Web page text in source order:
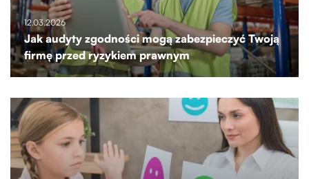
12.03.2026
Jak audyty zgodności mogą zabezpieczyć Twoją
firmę przed ryzykiem prawnym